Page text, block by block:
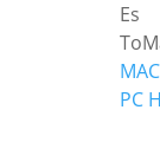
Es
PC